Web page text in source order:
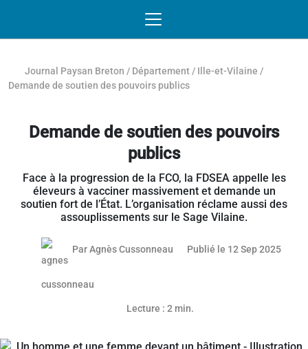
Journal Paysan Breton / Département / Ille-et-Vilaine /
Demande de soutien des pouvoirs publics
Demande de soutien des pouvoirs
publics
Face à la progression de la FCO, la FDSEA appelle les
éleveurs à vacciner massivement et demande un
soutien fort de l’État. L’organisation réclame aussi des
assouplissements sur le Sage Vilaine.
Article réservé aux abonnés
ParAgnès Cussonneau Publié le 12 Sep 202512
Lecture : 2 min.